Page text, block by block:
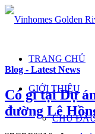
TRANG CHỦ
GIỚI THIỆU
CHỦ
Blog - Latest News
Có gì tại Dự
đường Lê